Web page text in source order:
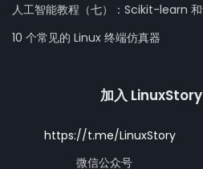
人工智能教程（七）：Scikit-learn
10 个常见的 Linux 终端仿真器
加入
https://t.me/LinuxStory
微信公众号